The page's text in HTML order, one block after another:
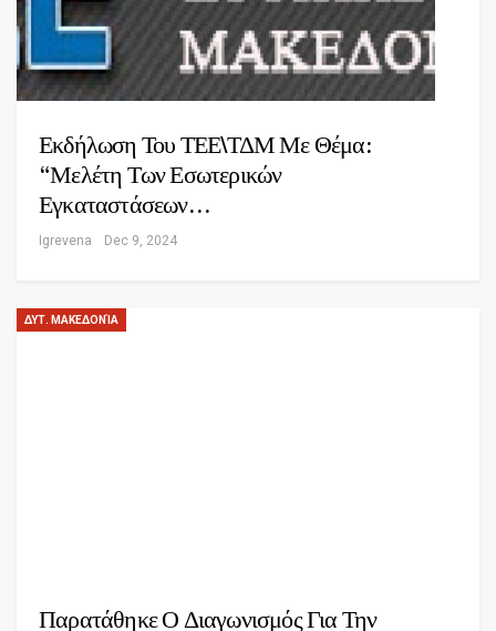
Εκδήλωση Του ΤΕΕ\ΤΔΜ Με Θέμα:
“Μελέτη Των Εσωτερικών
Εγκαταστάσεων…
Igrevena Dec 9, 2024
ΔΥΤ. ΜΑΚΕΔΟΝΊΑ
Παρατάθηκε Ο Διαγωνισμός Για Την